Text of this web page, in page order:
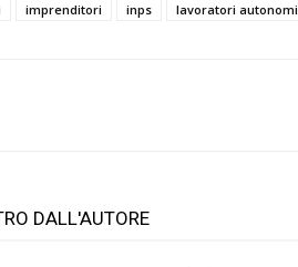
imprenditori inps lavoratori autonomi
DALL'AUTORE